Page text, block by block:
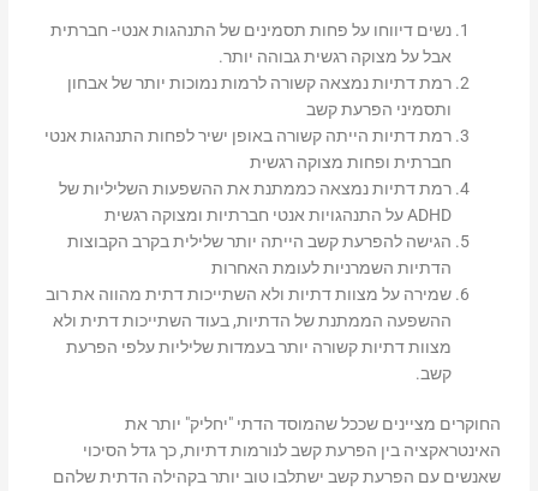
נשים דיווחו על פחות תסמינים של התנהגות אנטי- חברתית
אבל על מצוקה רגשית גבוהה יותר.
רמת דתיות נמצאה קשורה לרמות נמוכות יותר של אבחון
ותסמיני הפרעת קשב
רמת דתיות הייתה קשורה באופן ישיר לפחות התנהגות אנטי
חברתית ופחות מצוקה רגשית
רמת דתיות נמצאה כממתנת את ההשפעות השליליות של
ADHD על התנהגויות אנטי חברתיות ומצוקה רגשית
הגישה להפרעת קשב הייתה יותר שלילית בקרב הקבוצות
הדתיות השמרניות לעומת האחרות
שמירה על מצוות דתיות ולא השתייכות דתית מהווה את רוב
ההשפעה הממתנת של הדתיות, בעוד השתייכות דתית ולא
מצוות דתיות קשורה יותר בעמדות שליליות עלפי הפרעת
קשב.
החוקרים מציינים שככל שהמוסד הדתי "יחליק" יותר את
האינטראקציה בין הפרעת קשב לנורמות דתיות, כך גדל הסיכוי
שאנשים עם הפרעת קשב ישתלבו טוב יותר בקהילה הדתית שלהם